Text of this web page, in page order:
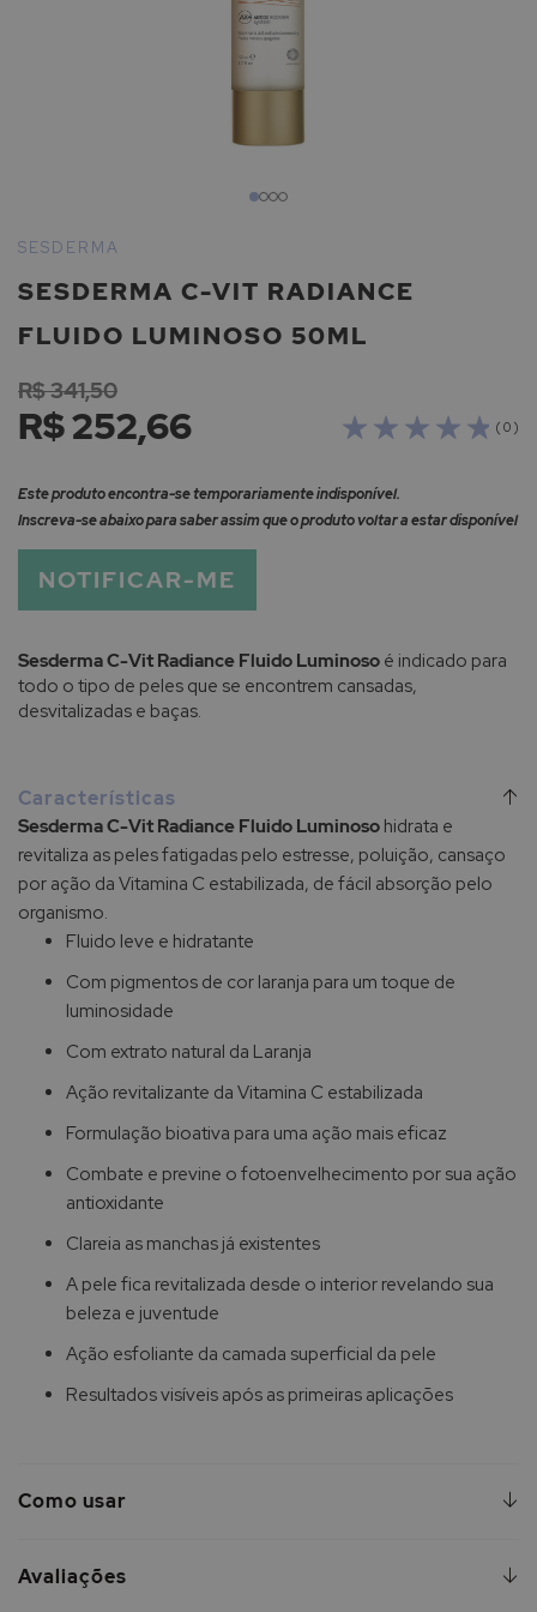
para
início
Galeria
imagens
SESDERMA C-VIT RADIANCE
FLUIDO LUMINOSO 50ML
SESDERMA
( 0 )
R$ 252,66
R$ 341,50
Este produto encontra-se temporariamente indisponível.
Inscreva-se abaixo para saber assim que o produto voltar a estar disponível
NOTIFICAR-ME
Sesderma C-Vit Radiance Fluido Luminoso é indicado para
todo o tipo de peles que se encontrem cansadas,
desvitalizadas e baças.
Características
Sesderma C-Vit Radiance Fluido Luminoso hidrata e
revitaliza as peles fatigadas pelo estresse, poluição, cansaço
por ação da Vitamina C estabilizada, de fácil absorção pelo
organismo.
Fluido leve e hidratante
Com pigmentos de cor laranja para um toque de
luminosidade
Com extrato natural da Laranja
Ação revitalizante da Vitamina C estabilizada
Formulação bioativa para uma ação mais eficaz
Combate e previne o fotoenvelhecimento por sua ação
antioxidante
Clareia as manchas já existentes
A pele fica revitalizada desde o interior revelando sua
beleza e juventude
Ação esfoliante da camada superficial da pele
Resultados visíveis após as primeiras aplicações
Como usar
Avaliações